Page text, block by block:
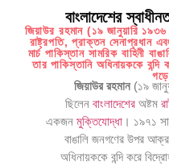
বাংলাদেশের
জিয়াউর রহমান (১৯ জানুয়ারি
রাষ্ট্রপতি, প্রাক্তন সেনাপ্রধান
মার্চ পাকিস্তান সামরিক বাহিনী
তার পাকিস্তানি অধিনায়ককে
জিয়াউর রহমান(১৯
ছিলেন বাংলাদেশেরঅষ্টম
একজন মুক্তিযোদ্ধা । ১৯৭১
বাঙালি জনগণের উপর
অধিনায়ককে বন্দি করে